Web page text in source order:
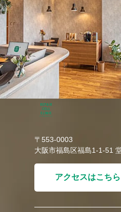
〒553-0003
大阪市福島区福島1-1-51
アクセスはこちら